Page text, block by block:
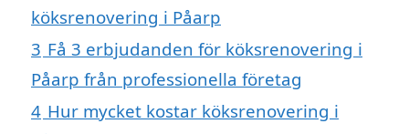
köksrenovering i Påarp
3 Få 3 erbjudanden för köksrenovering i
Påarp från professionella företag
4 Hur mycket kostar köksrenovering i